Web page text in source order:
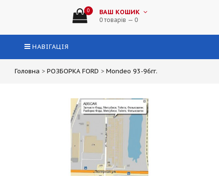
0 ВАШ КОШИК
0 товарів — 0
НАВІГАЦІЯ
Головна > РОЗБОРКА FORD > Mondeo 93-96гг.